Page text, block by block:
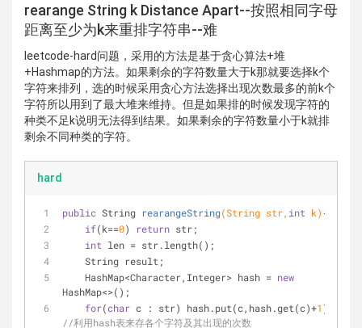
rearange String k Distance Apart--按照相同字母
距离至少为k来重排字符串--难
leetcode-hard问题，采用的方法是基于贪心算法+堆
+Hashmap的方法。如果剩余的字符数量大于k那就要选择k个
字符来排列，选的时候采用贪心方法选择出现次数最多的前k个
字符所以用到了最大堆来维持。但是如果排的时候发现字符的
种类不足k说明无法得到结果。如果剩余的字符数量小于k就排
剩余不同种类的字符。
hard
public String rearangeString(String str, int k) {
if(k==0) return str;
int len = str.length();
    String result;
    HashMap<Character,Integer> hash =
new
HashMap<>();
for(char c : str) hash.put(c,hash.get(c)+1
//利用hash表来存各个字符及其出现的次数